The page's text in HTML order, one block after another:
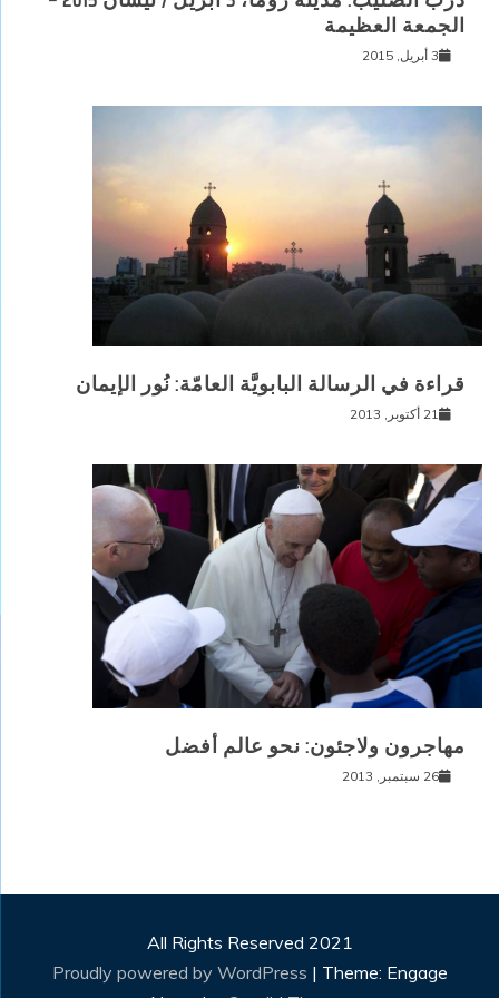
الجمعة العظيمة
3 أبريل, 2015
قراءة في الرسالة البابويَّة العامّة: نُور الإيمان
21 أكتوبر, 2013
مهاجرون ولاجئون: نحو عالم أفضل
26 سبتمبر, 2013
All Rights Reserved 2021
Proudly powered by WordPress | Theme: Engage